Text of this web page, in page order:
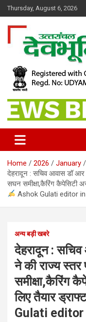
Skip
to
content
Thursday, August 6, 2026
Dev
Home 2026 January
देहरादून : सचिव आवास डॉ
सघन समीक्षा,कैरिंग कैपेसिटी
Ashok Gulati editor
अन्य बड़ी खबरे
देहरादून :
ने की राज्य
समीक्षा,कैरिंग
लिए तैयार
Gulati